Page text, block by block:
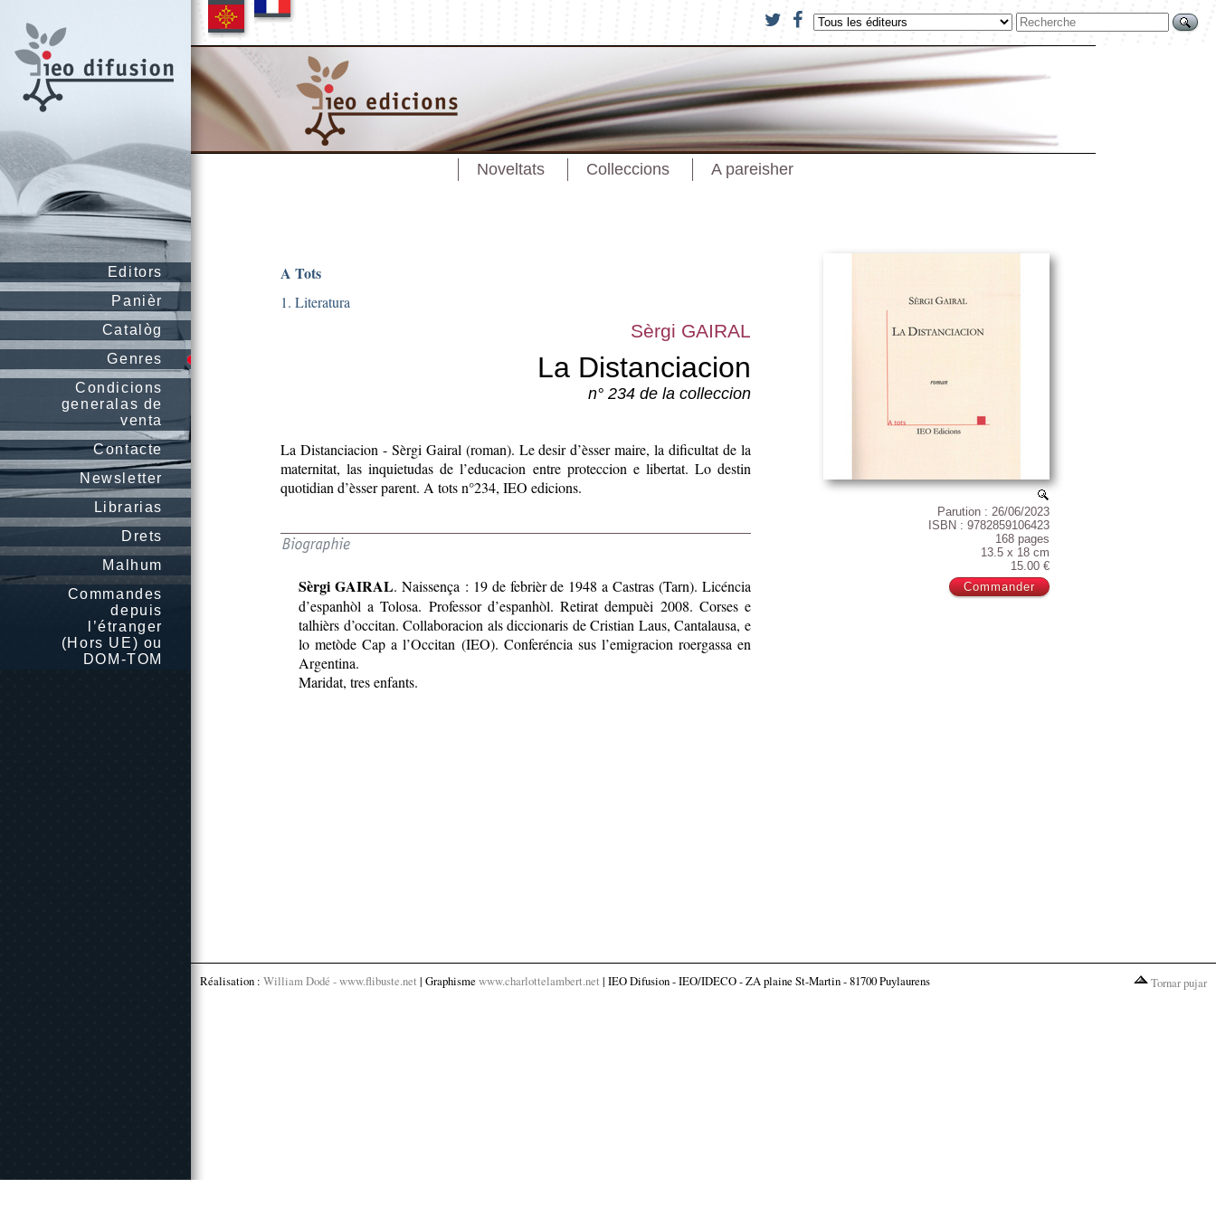
Editors
Panièr
Catalòg
Genres
Condicions
generalas de
venta
Contacte
Newsletter
Librarias
Drets
Malhum
Commandes
depuis
l’étranger
(Hors UE) ou
DOM-TOM
Noveltats Colleccions A pareisher
Parution : 26/06/2023
ISBN : 9782859106423
168 pages
13.5 x 18 cm
15.00 €
A Tots
1. Literatura
Sèrgi GAIRAL
La Distanciacion
n° 234 de la colleccion
La Distanciacion - Sèrgi Gairal (roman). Le desir d’èsser maire, la dificultat de la
maternitat, las inquietudas de l’educacion entre proteccion e libertat. Lo destin
quotidian d’èsser parent. A tots n°234, IEO edicions.
Sèrgi GAIRAL. Naissença : 19 de febrièr de 1948 a Castras (Tarn). Licéncia
d’espanhòl a Tolosa. Professor d’espanhòl. Retirat dempuèi 2008. Corses e
talhièrs d’occitan. Collaboracion als diccionaris de Cristian Laus, Cantalausa, e
lo metòde Cap a l’Occitan (IEO). Conferéncia sus l’emigracion roergassa en
Argentina.
Maridat, tres enfants.
Réalisation : William Dodé - www.flibuste.net | Graphisme www.charlottelambert.net | IEO Difusion - IEO/IDECO - ZA plaine St-Martin - 81700 Puylaurens Tornar pujar